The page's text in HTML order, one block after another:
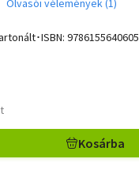
Olvasói vélemények (1)
･ISBN: 9786155640605
Kosárba